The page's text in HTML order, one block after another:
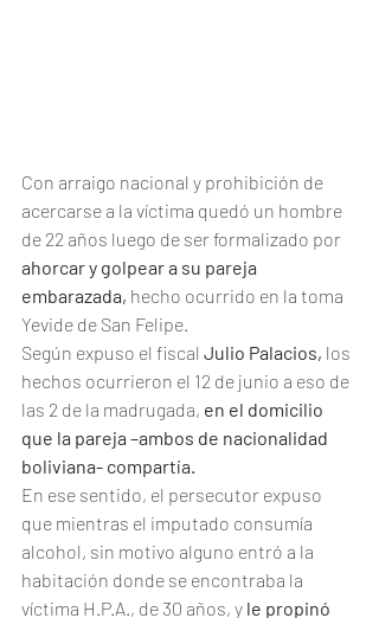
Con arraigo nacional y prohibición de
acercarse a la víctima quedó un hombre
de 22 años luego de ser formalizado por
ahorcar y golpear a su pareja
embarazada, hecho ocurrido en la toma
Yevide de San Felipe.
Según expuso el fiscal Julio Palacios, los
hechos ocurrieron el 12 de junio a eso de
las 2 de la madrugada, en el domicilio
que la pareja –ambos de nacionalidad
boliviana- compartía.
En ese sentido, el persecutor expuso
que mientras el imputado consumía
alcohol, sin motivo alguno entró a la
habitación donde se encontraba la
víctima H.P.A., de 30 años, y le propinó